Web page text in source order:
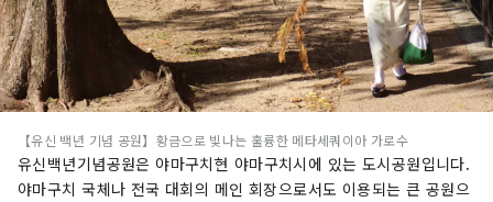
【유신 백년 기념 공원】황금으로 빛나는 훌륭한 메타세쿼이아 가로수
유신백년기념공원은 야마구치현 야마구치시에 있는 도시공원입니다.
야마구치 국체나 전국 대회의 메인 회장으로서도 이용되는 큰 공원으